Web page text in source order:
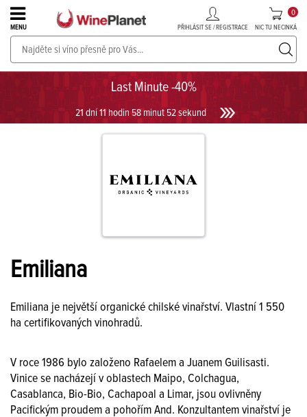
Last Minute -40%
21 dní 11 hodin 58 minut 51 sekund
MENU PŘIHLÁSIT SE / REGISTRACE NIC TU NECINKÁ
0
PROSECCO v akci až do -30%!UKÁZAT PROSECCO
Emiliana
Emiliana je největší organické chilské vinařství. Vlastní 1 550
ha certifikovaných vinohradů.
V roce 1986 bylo založeno Rafaelem a Juanem Guilisasti.
Vinice se nacházejí v oblastech Maipo, Colchagua,
Casablanca, Bio-Bio, Cachapoal a Limar, jsou ovlivněny
Pacifickým proudem a pohořím And. Konzultantem vinařství je